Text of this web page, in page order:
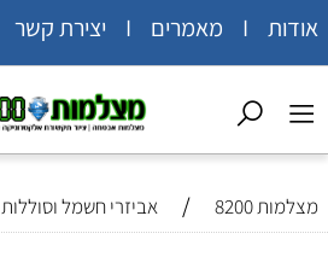
אודות I מאמרים I יצירת קשר
מצלמות 8200 / אביזרי חשמל וסוללות